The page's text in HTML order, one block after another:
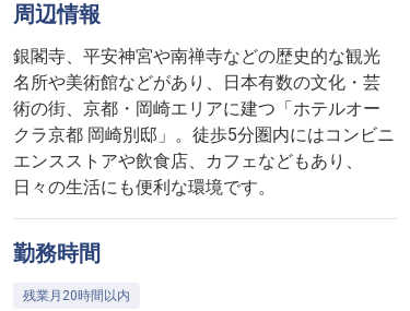
周辺情報
銀閣寺、平安神宮や南禅寺などの歴史的な観光
名所や美術館などがあり、日本有数の文化・芸
術の街、京都・岡崎エリアに建つ「ホテルオー
クラ京都 岡崎別邸」。徒歩5分圏内にはコンビニ
エンスストアや飲食店、カフェなどもあり、
日々の生活にも便利な環境です。
勤務時間
残業月20時間以内